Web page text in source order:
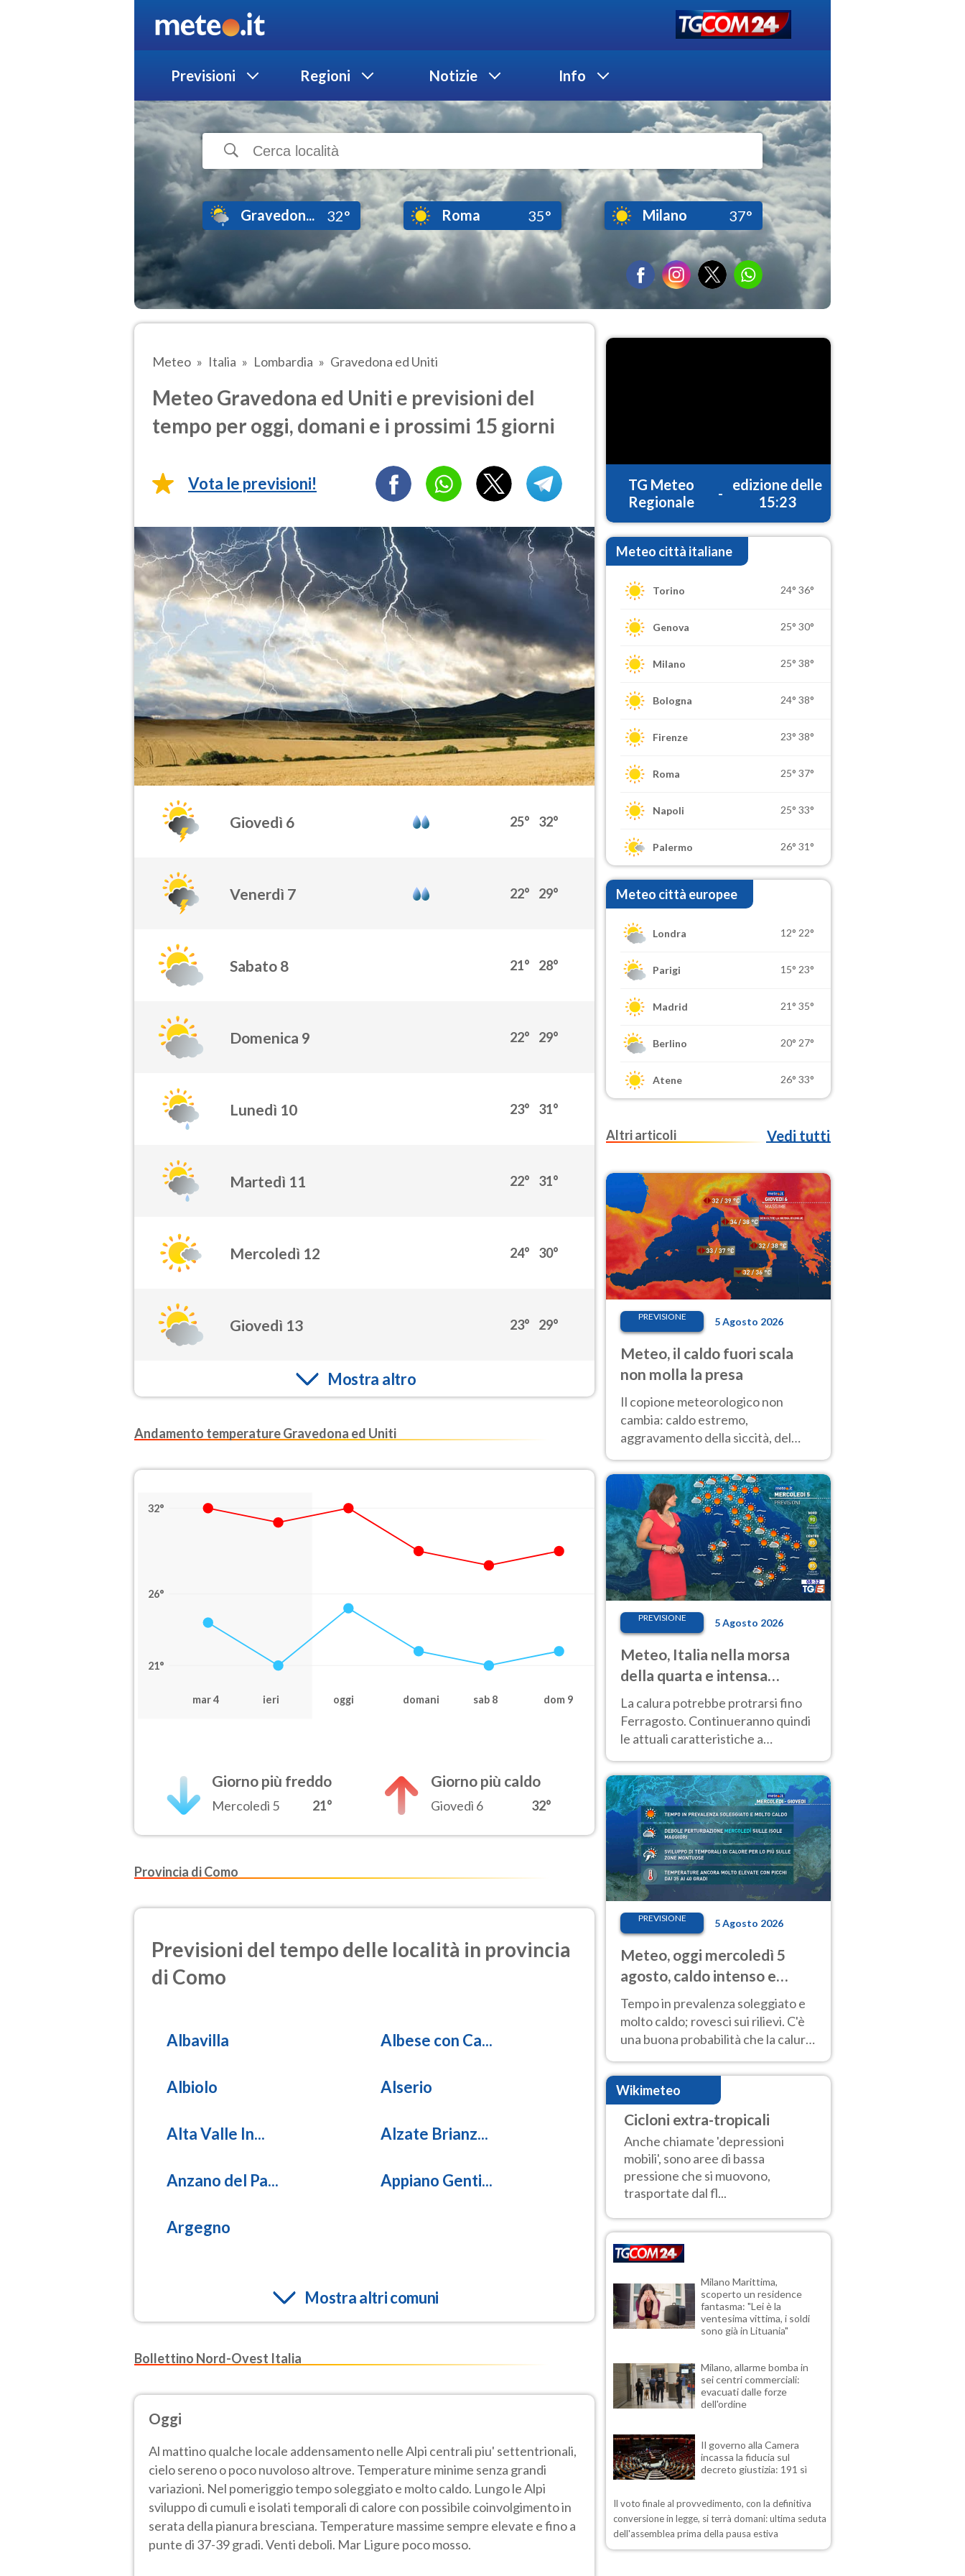
Previsioni Regioni Notizie Info
Gravedon... 32° Roma 35° Milano 37°
Meteo Italia Lombardia Gravedona ed Uniti
Meteo Gravedona ed Uniti e previsioni del
tempo per oggi, domani e i prossimi 15 giorni
Vota le previsioni!
Giovedì 6 25° 32°
Venerdì 7 22° 29°
Sabato 8 21° 28°
Domenica 9 22° 29°
Lunedì 10 23° 31°
Martedì 11 22° 31°
Mercoledì 12 24° 30°
Giovedì 13 23° 29°
Mostra altro
Andamento temperature Gravedona ed Uniti
32°
26°
21°
mar 4 ieri oggi domani sab 8 dom 9
Giorno più freddo
Mercoledì 5 21°
Giorno più caldo
Giovedì 6 32°
Provincia di Como
Previsioni del tempo delle località in provincia
di Como
Albavilla Albese con Ca...
Albiolo Alserio
Alta Valle In... Alzate Brianz...
Anzano del Pa... Appiano Genti...
Argegno
Mostra altri comuni
Bollettino Nord-Ovest Italia
Oggi
Al mattino qualche locale addensamento nelle Alpi centrali piu' settentrionali,
cielo sereno o poco nuvoloso altrove. Temperature minime senza grandi
variazioni. Nel pomeriggio tempo soleggiato e molto caldo. Lungo le Alpi
sviluppo di cumuli e isolati temporali di calore con possibile coinvolgimento in
serata della pianura bresciana. Temperature massime sempre elevate e fino a
punte di 37-39 gradi. Venti deboli. Mar Ligure poco mosso.
TG Meteo
Regionale
-
edizione delle
15:23
Meteo città italiane
Torino 24° 36°
Genova 25° 30°
Milano 25° 38°
Bologna 24° 38°
Firenze 23° 38°
Roma 25° 37°
Napoli 25° 33°
Palermo 26° 31°
Meteo città europee
Londra 12° 22°
Parigi 15° 23°
Madrid 21° 35°
Berlino 20° 27°
Atene 26° 33°
Altri articoli Vedi tutti
PREVISIONE 5 Agosto 2026
Meteo, il caldo fuori scala
non molla la presa
Il copione meteorologico non
cambia: caldo estremo,
aggravamento della siccità, del
calore. Nessun cambiamento fino
Ferragosto
PREVISIONE 5 Agosto 2026
Meteo, Italia nella morsa
della quarta e intensa
ondata di caldo
La calura potrebbe protrarsi fino
Ferragosto. Continueranno quindi
le attuali caratteristiche a
caldo estremo e temporali di calore
PREVISIONE 5 Agosto 2026
Meteo, oggi mercoledì 5
agosto, caldo intenso e
temporali
Tempo in prevalenza soleggiato e
molto caldo; rovesci sui rilievi. C'è
una buona probabilità che la calura
possa protrarsi fino almeno a
Ferragosto
Wikimeteo
Cicloni extra-tropicali
Anche chiamate 'depressioni
mobili', sono aree di bassa
pressione che si muovono,
trasportate dal fl...
Milano Marittima,
scoperto un residence
fantasma: "Lei è la
ventesima vittima, i soldi
sono già in Lituania"
Milano, allarme bomba in
sei centri commerciali:
evacuati dalle forze
dell'ordine
Il governo alla Camera
incassa la fiducia sul
decreto giustizia: 191 sì
Il voto finale al provvedimento, con la definitiva
conversione in legge, si terrà domani: ultima seduta
dell'assemblea prima della pausa estiva